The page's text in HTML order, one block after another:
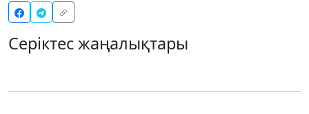
Серіктес жаңалықтары